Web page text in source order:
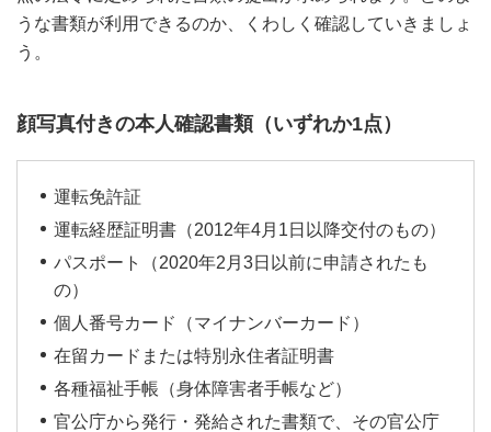
うな書類が利用できるのか、くわしく確認していきましょ
う。
顔写真付きの本人確認書類（いずれか1点）
運転免許証
運転経歴証明書（2012年4月1日以降交付のもの）
パスポート（2020年2月3日以前に申請されたも
の）
個人番号カード（マイナンバーカード）
在留カードまたは特別永住者証明書
各種福祉手帳（身体障害者手帳など）
官公庁から発行・発給された書類で、その官公庁